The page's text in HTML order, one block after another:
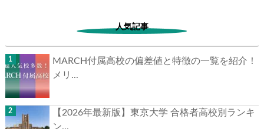
人気記事
MARCH付属高校の偏差値と特徴の一覧を紹介！
メリ...
【2026年最新版】東京大学 合格者高校別ランキ
ン...